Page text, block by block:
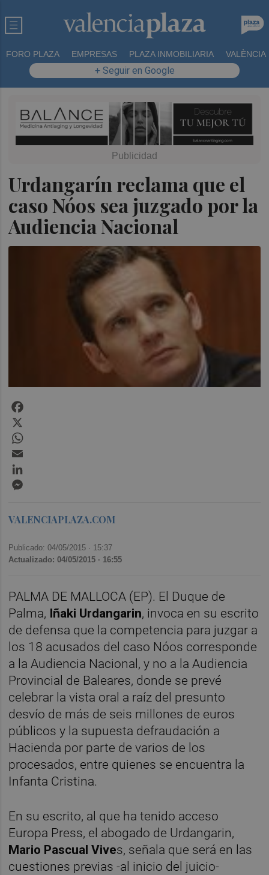
FORO PLAZA EMPRESAS PLAZA INMOBILIARIA VALÈNCIA
+ Seguir en Google
Urdangarín reclama que el
caso Nóos sea juzgado por la
Audiencia Nacional
VALENCIAPLAZA.COM
Publicado: 04/05/2015 · 15:37
Actualizado: 04/05/2015 · 16:55
PALMA DE MALLOCA (EP). El Duque de
Palma, Iñaki Urdangarin, invoca en su escrito
de defensa que la competencia para juzgar a
los 18 acusados del caso Nóos corresponde
a la Audiencia Nacional, y no a la Audiencia
Provincial de Baleares, donde se prevé
celebrar la vista oral a raíz del presunto
desvío de más de seis millones de euros
públicos y la supuesta defraudación a
Hacienda por parte de varios de los
procesados, entre quienes se encuentra la
Infanta Cristina.
En su escrito, al que ha tenido acceso
Europa Press, el abogado de Urdangarin,
Mario Pascual Vives, señala que será en las
cuestiones previas -al inicio del juicio-